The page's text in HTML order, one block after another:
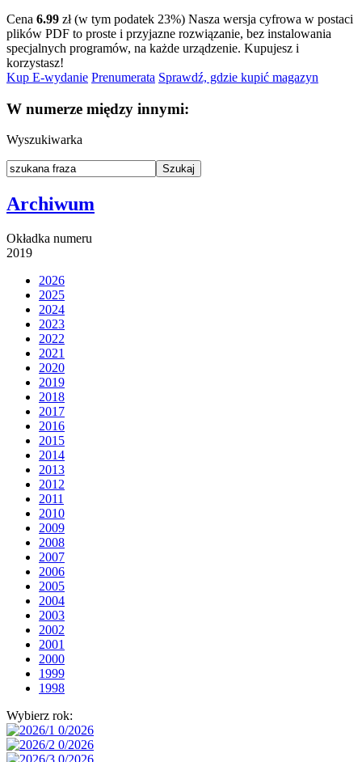
Cena 6.99 zł (w tym podatek 23%) Nasza wersja cyfrowa w postaci
plików PDF to proste i przyjazne rozwiązanie, bez instalowania
specjalnych programów, na każde urządzenie. Kupujesz i
korzystasz!
Kup E-wydanie Prenumerata Sprawdź, gdzie kupić magazyn
W numerze między innymi:
Wyszukiwarka
Archiwum
Okładka numeru
2019
2026
2025
2024
2023
2022
2021
2020
2019
2018
2017
2016
2015
2014
2013
2012
2011
2010
2009
2008
2007
2006
2005
2004
2003
2002
2001
2000
1999
1998
Wybierz rok: